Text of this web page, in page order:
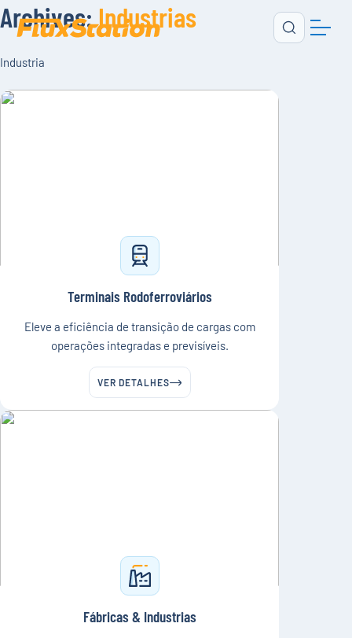
Archives:Industrias
Industria
Terminais Rodoferroviários
Eleve a eficiência de transição de cargas com
operações integradas e previsíveis.
VER DETALHES
Fábricas & Industrias